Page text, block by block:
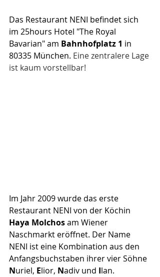
Das Restaurant NENI befindet sich
im 25hours Hotel "The Royal
Bavarian" am Bahnhofplatz 1 in
80335 München. Eine zentralere Lage
ist kaum vorstellbar!
Im Jahr 2009 wurde das erste
Restaurant NENI von der Köchin
Haya Molchos am Wiener
Naschmarkt eröffnet. Der Name
NENI ist eine Kombination aus den
Anfangsbuchstaben ihrer vier Söhne
Nuriel, Elior, Nadiv und Ilan.